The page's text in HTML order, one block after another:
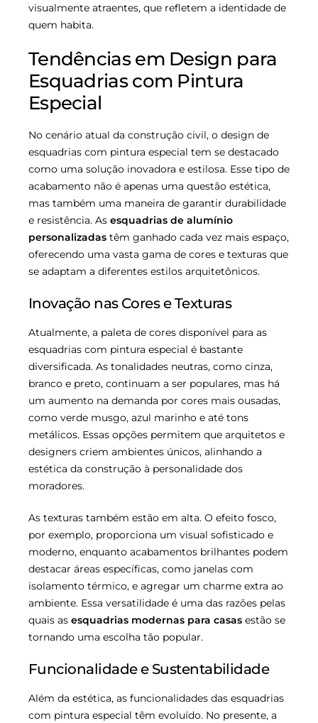
visualmente atraentes, que refletem a identidade de
quem habita.
Tendências em Design para
Esquadrias com Pintura
Especial
No cenário atual da construção civil, o design de
esquadrias com pintura especial tem se destacado
como uma solução inovadora e estilosa. Esse tipo de
acabamento não é apenas uma questão estética,
mas também uma maneira de garantir durabilidade
e resistência. As esquadrias de alumínio
personalizadas têm ganhado cada vez mais espaço,
oferecendo uma vasta gama de cores e texturas que
se adaptam a diferentes estilos arquitetônicos.
Inovação nas Cores e Texturas
Atualmente, a paleta de cores disponível para as
esquadrias com pintura especial é bastante
diversificada. As tonalidades neutras, como cinza,
branco e preto, continuam a ser populares, mas há
um aumento na demanda por cores mais ousadas,
como verde musgo, azul marinho e até tons
metálicos. Essas opções permitem que arquitetos e
designers criem ambientes únicos, alinhando a
estética da construção à personalidade dos
moradores.
As texturas também estão em alta. O efeito fosco,
por exemplo, proporciona um visual sofisticado e
moderno, enquanto acabamentos brilhantes podem
destacar áreas específicas, como janelas com
isolamento térmico, e agregar um charme extra ao
ambiente. Essa versatilidade é uma das razões pelas
quais as esquadrias modernas para casas estão se
tornando uma escolha tão popular.
Funcionalidade e Sustentabilidade
Além da estética, as funcionalidades das esquadrias
com pintura especial têm evoluído. No presente, a